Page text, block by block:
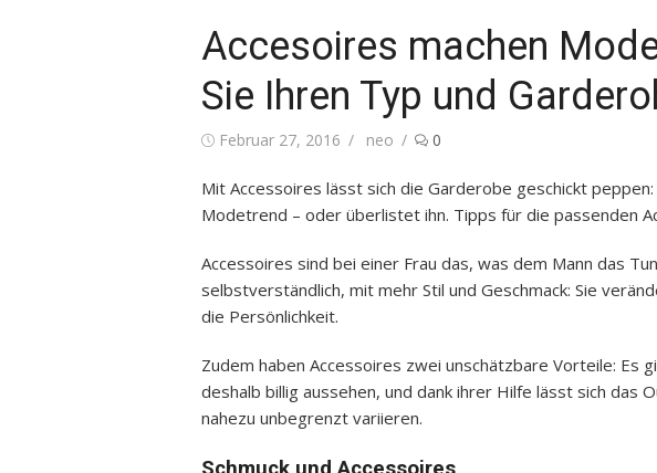
Accesoires machen
Sie Ihren Typ und
Posted
Februar 27, 2016 Author
neo 0
Mit Accessoires lässt sich die Garderobe geschickt
Modetrend – oder überlistet ihn. Tipps für die passenden
Accessoires sind bei einer Frau das, was dem Mann das
selbstverständlich, mit mehr Stil und Geschmack: Sie
die Persönlichkeit.
Zudem haben Accessoires zwei unschätzbare Vorteile: Es
deshalb billig aussehen, und dank ihrer Hilfe lässt sich das
nahezu unbegrenzt variieren.